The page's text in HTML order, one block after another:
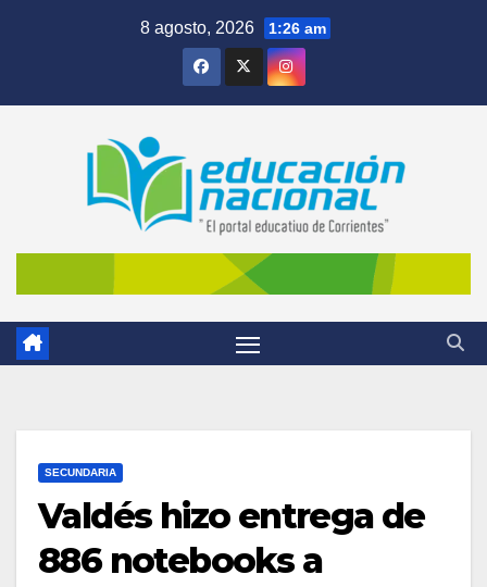
8 agosto, 2026 1:26 am
SECUNDARIA
Valdés hizo entrega de
886 notebooks a